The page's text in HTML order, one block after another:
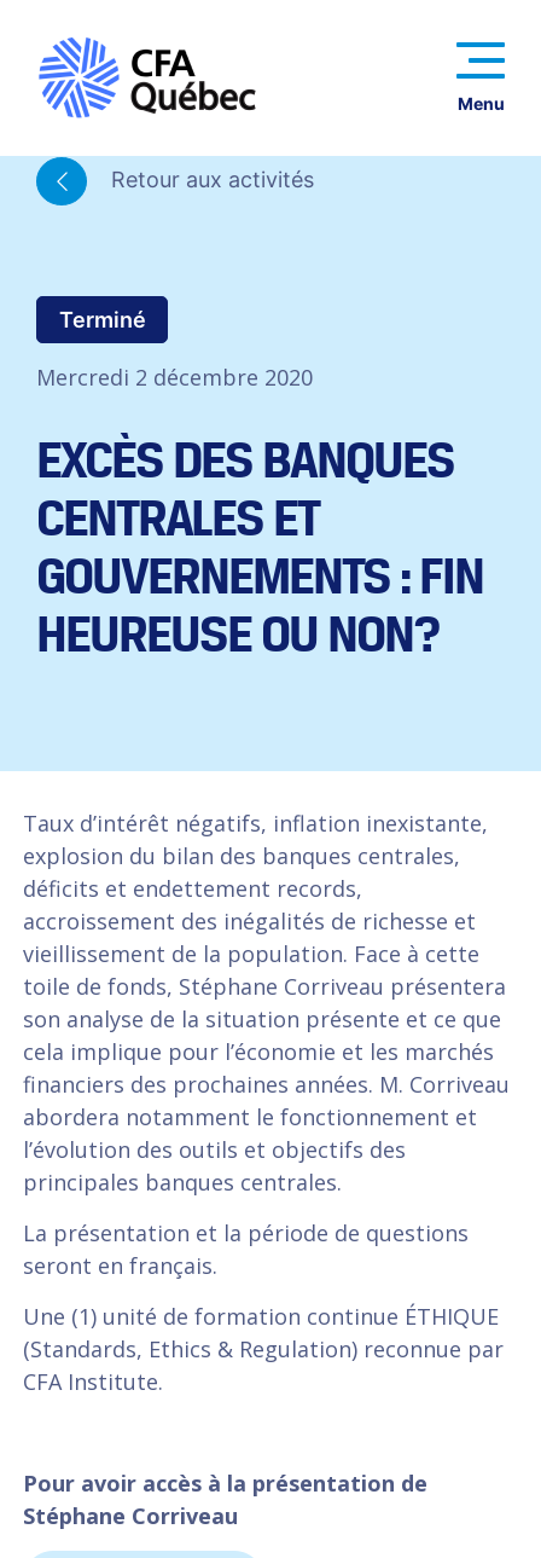
Menu
Retour aux activités
Terminé
Mercredi 2 décembre 2020
EXCÈS DES BANQUES
CENTRALES ET
GOUVERNEMENTS : FIN
HEUREUSE OU NON?
Taux d’intérêt négatifs, inflation inexistante,
explosion du bilan des banques centrales,
déficits et endettement records,
accroissement des inégalités de richesse et
vieillissement de la population. Face à cette
toile de fonds, Stéphane Corriveau présentera
son analyse de la situation présente et ce que
cela implique pour l’économie et les marchés
financiers des prochaines années. M. Corriveau
abordera notamment le fonctionnement et
l’évolution des outils et objectifs des
principales banques centrales.
La présentation et la période de questions
seront en français.
Une (1) unité de formation continue ÉTHIQUE
(Standards, Ethics & Regulation) reconnue par
CFA Institute.
Pour avoir accès à la présentation de
Stéphane Corriveau